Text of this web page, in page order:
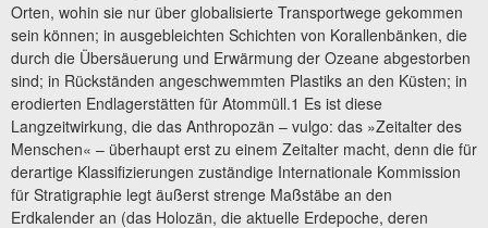
Orten, wohin sie nur über globalisierte Transportwege gekommen
sein können; in ausgebleichten Schichten von Korallenbänken, die
durch die Übersäuerung und Erwärmung der Ozeane abgestorben
sind; in Rückständen angeschwemmten Plastiks an den Küsten; in
erodierten Endlagerstätten für Atommüll.1 Es ist diese
Langzeitwirkung, die das Anthropozän – vulgo: das »Zeitalter des
Menschen« – überhaupt erst zu einem Zeitalter macht, denn die für
derartige Klassifizierungen zuständige Internationale Kommission
für Stratigraphie legt äußerst strenge Maßstäbe an den
Erdkalender an (das Holozän, die aktuelle Erdepoche, deren